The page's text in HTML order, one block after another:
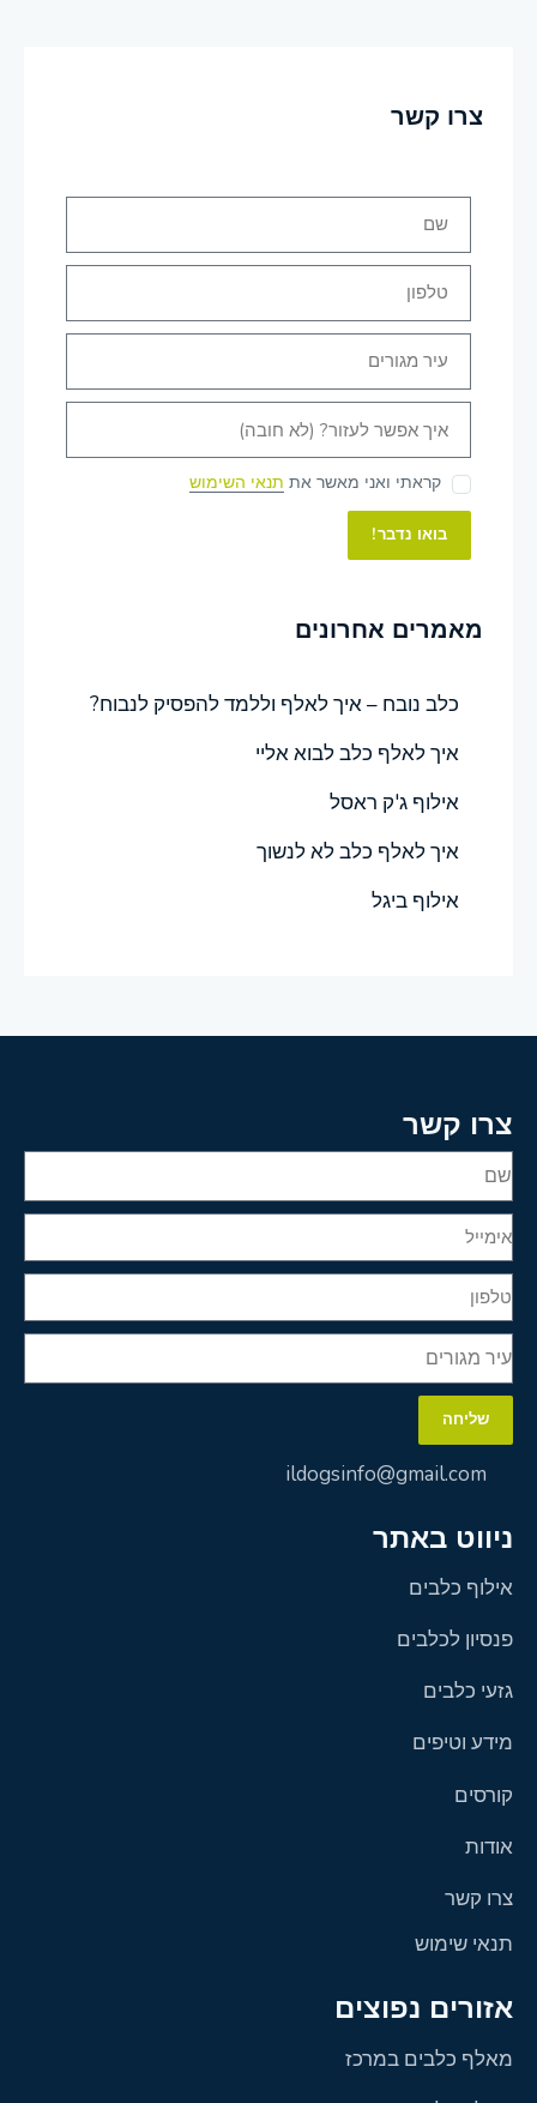
צרו קשר
קראתי ואני מאשר את תנאי השימוש
בואו נדבר!
מאמרים אחרונים
כלב נובח – איך לאלף וללמד להפסיק לנבוח?
איך לאלף כלב לבוא אליי
אילוף ג'ק ראסל
איך לאלף כלב לא לנשוך
אילוף ביגל
צרו קשר
שליחה
ildogsinfo@gmail.com
ניווט באתר
אילוף כלבים
פנסיון לכלבים
גזעי כלבים
מידע וטיפים
קורסים
אודות
צרו קשר
תנאי שימוש
אזורים נפוצים
מאלף כלבים במרכז